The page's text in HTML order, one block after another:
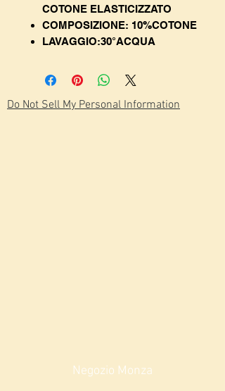
COTONE ELASTICIZZATO
COMPOSIZIONE: 10%COTONE
LAVAGGIO:30°ACQUA
Do Not Sell My Personal Information
Negozio Monza